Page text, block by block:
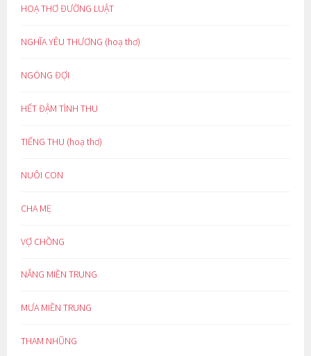
HOẠ THƠ ĐƯỜNG LUẬT
NGHĨA YÊU THƯƠNG (hoạ thơ)
NGÓNG ĐỢI
HẾT ĐẬM TÌNH THU
TIẾNG THU (hoạ thơ)
NUÔI CON
CHA MẸ
VỢ CHỒNG
NẮNG MIỀN TRUNG
MƯA MIỀN TRUNG
THAM NHŨNG